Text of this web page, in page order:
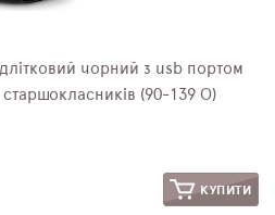
чорний з usb портом
(90-139 О)
КУПИТИ